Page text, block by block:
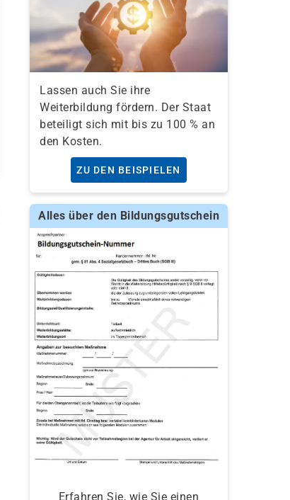
Lassen auch Sie ihre
Weiterbildung fördern. Der Staat
beteiligt sich mit bis zu 100 % an
den Kosten.
ZU DEN BEISPIELEN
Alles über den Bildungsgutschein
Erfahren Sie, wie Sie einen